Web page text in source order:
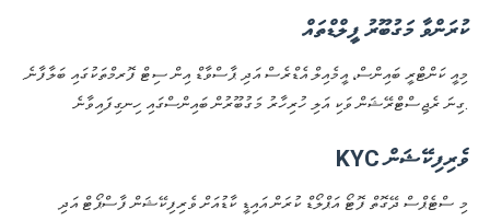
ކުރަންވާ މަގުބޫރު ފީލްޑްތައް
މިއީ ކަންޓްރީ ބައިންސް، އީމެއިލް އެޑްރެސް އަދި ޕާސްވާޑް އިން ސިޓް ފޮރމްތަކުގައި ބަލާފާނެ.
ގިނަ ރެޖިސްޓްރޭޝަން ވަކި އަލި ހުރިހާރު މަގުބޫރުން ބައިންސްގައި ހިނގިފައިވާނެ.
KYC ވެރިފިކޭޝަން
މި ސްޓެޕްސް ދޭގޮތް ފޮޓޯ އަޕްލޯޑް ކުރަން އައިޑީ ކާޑުއަށް ވެރިފިކޭޝަން ފާސްޕޯޓް އަދި